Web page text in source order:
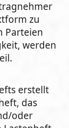
zu
Parteien
werden
erstellt
das
oder